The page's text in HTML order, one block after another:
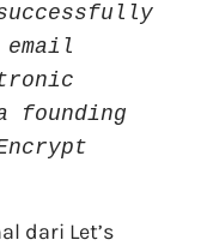
founding
dari Let’s